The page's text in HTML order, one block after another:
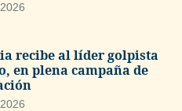
recibe al líder golpista
en plena campaña de